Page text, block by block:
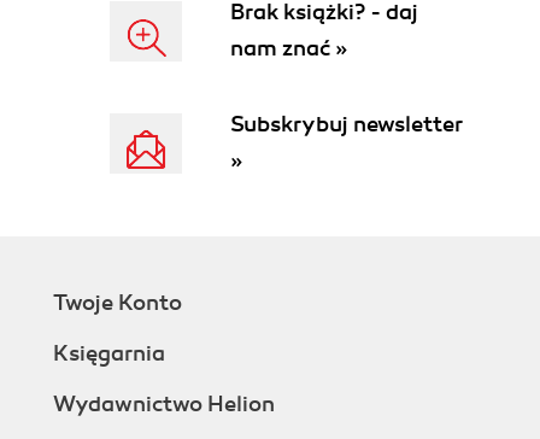
Brak książki? - daj
nam znać »
Subskrybuj newsletter
»
Twoje Konto
Księgarnia
Wydawnictwo Helion